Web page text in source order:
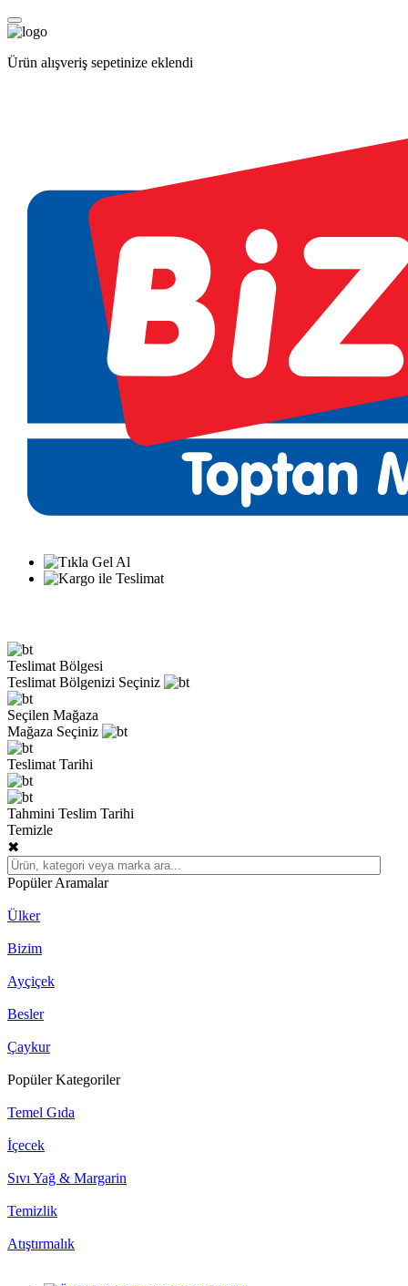
Ürün alışveriş sepetinize eklendi
Teslimat Bölgesi
Teslimat Bölgenizi Seçiniz
Seçilen Mağaza
Mağaza Seçiniz
Teslimat Tarihi
Tahmini Teslim Tarihi
Temizle
✖
Popüler Aramalar
Ülker
Bizim
Ayçiçek
Besler
Çaykur
Popüler Kategoriler
Temel Gıda
İçecek
Sıvı Yağ & Margarin
Temizlik
Atıştırmalık